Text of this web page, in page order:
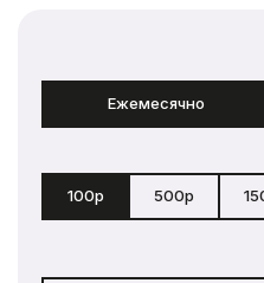
Ежемесячно
100р 500р